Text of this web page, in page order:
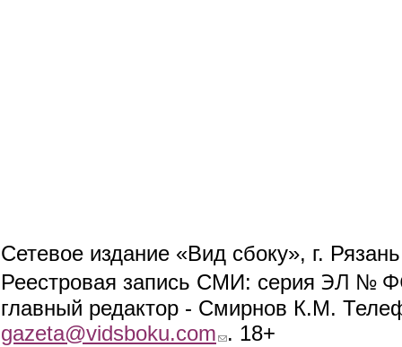
Сетевое издание «Вид сбоку», г.
Реестровая запись СМИ: серия ЭЛ №
главный редактор - Смирнов К.М.
gazeta@vidsboku.com (link sends e-mail)
. 18+